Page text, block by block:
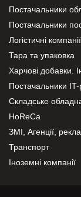
Постачальники
Постачальники
Логістичні компанії
Тара та упаковка
Харчові добавки.
Постачальники IT-
Складське
HoReCa
ЗМІ, Агенції,
Транспорт
Іноземні компанії